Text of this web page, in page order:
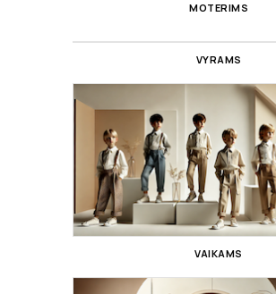
MOTERIMS
VYRAMS
VAIKAMS